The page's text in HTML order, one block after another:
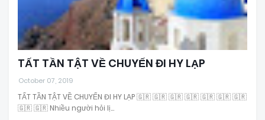
TẤT TẦN TẬT VỀ CHUYẾN ĐI HY LẠP
October 07, 2019
TẤT TẦN TẬT VỀ CHUYẾN ĐI HY LẠP 🇬🇷 🇬🇷 🇬🇷 🇬🇷 🇬🇷 🇬🇷 🇬🇷
🇬🇷 🇬🇷 Nhiều người hỏi lị…